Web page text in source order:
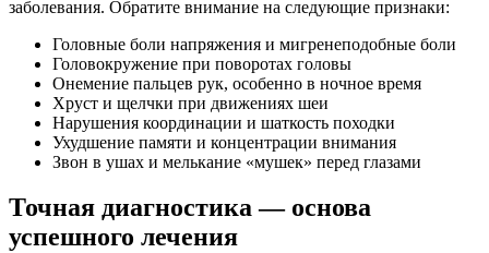
заболевания. Обратите внимание на следующие признаки:
Головные боли напряжения и мигренеподобные боли
Головокружение при поворотах головы
Онемение пальцев рук, особенно в ночное время
Хруст и щелчки при движениях шеи
Нарушения координации и шаткость походки
Ухудшение памяти и концентрации внимания
Звон в ушах и мелькание «мушек» перед глазами
Точная диагностика — основа
успешного лечения